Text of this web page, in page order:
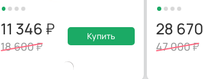
11 346
18 600
Купить 28 670
47 000